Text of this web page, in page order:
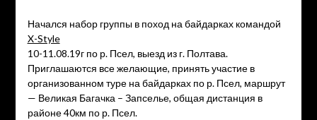
Начался набор группы в поход на байдарках командой
X-Style
10-11.08.19г по р. Псел, выезд из г. Полтава.
Приглашаются все желающие, принять участие в
организованном туре на байдарках по р. Псел, маршрут
— Великая Багачка – Запселье, общая дистанция в
районе 40км по р. Псел.